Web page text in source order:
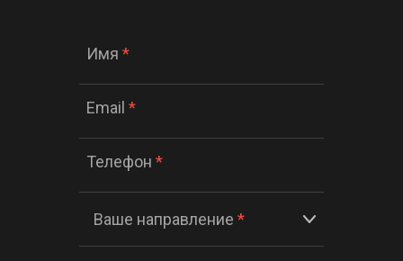
Имя *
Email *
Телефон *
Ваше направление *